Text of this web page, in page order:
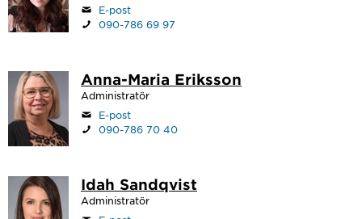
E-post
090-786 69 97
Anna-Maria Eriksson
Administratör
E-post
090-786 70 40
Idah Sandqvist
Administratör